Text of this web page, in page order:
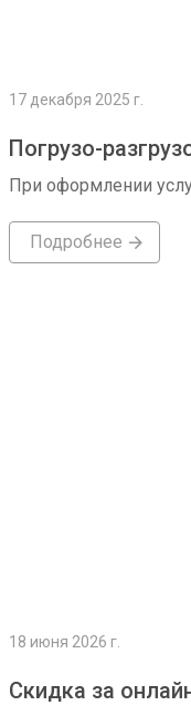
17 декабря 2025 г.
Погрузо-
При оформлении
Подробнее
18 июня 2026 г.
Скидка за